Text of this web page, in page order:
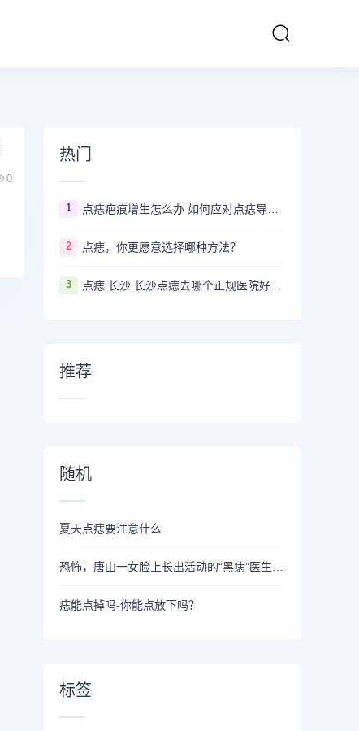
0
热门
1 点痣疤痕增生怎么办 如何应对点痣导致的疤痕增生
2 点痣，你更愿意选择哪种方法？
3 点痣 长沙 长沙点痣去哪个正规医院好？推荐5家口碑超棒且价格实惠的好医院
推荐
随机
夏天点痣要注意什么
痣能点掉吗-你能点放下吗？
标签